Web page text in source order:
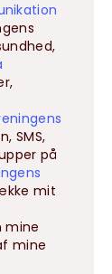
SMS,
på
mit
mine